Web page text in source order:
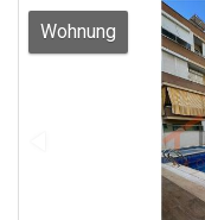
Wohnung